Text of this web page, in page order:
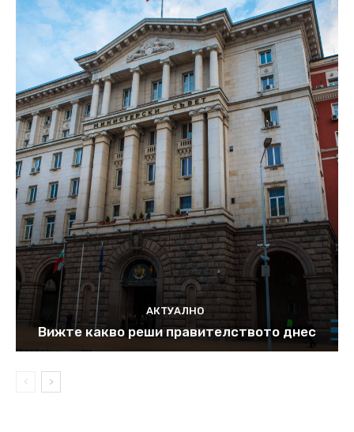
АКТУАЛНО
Вижте какво реши правителството днес